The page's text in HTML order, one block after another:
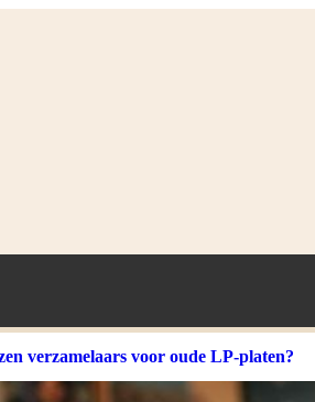
verzamelaars voor oude LP-platen?